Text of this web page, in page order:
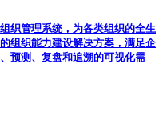
织管理系统，为各类组织的全生
组织能力建设解决方案，满足企
预测、复盘和追溯的可视化需